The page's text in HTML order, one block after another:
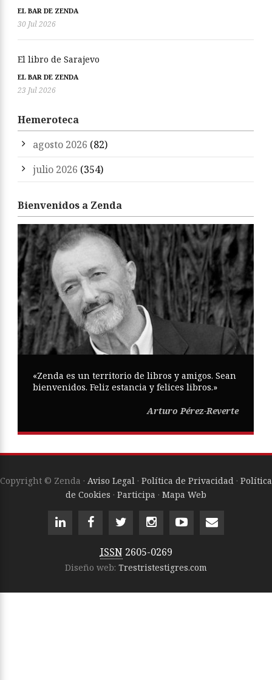
EL BAR DE ZENDA
30 Jul 2026
El libro de Sarajevo
EL BAR DE ZENDA
23 Jul 2026
Hemeroteca
agosto 2026 (82)
julio 2026 (354)
Bienvenidos a Zenda
«Zenda es un territorio de libros y amigos. Sean
bienvenidos. Feliz estancia y felices libros.»
Arturo Pérez-Reverte
Copyright © Zenda · Aviso Legal · Política de Privacidad · Política
de Cookies · Participa · Mapa Web
ISSN 2605-0269
Diseño web: Trestristestigres.com